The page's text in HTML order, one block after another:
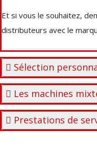
Et si vous le souhaitez,
distributeurs avec le
Sélection
Les machines
Prestations de